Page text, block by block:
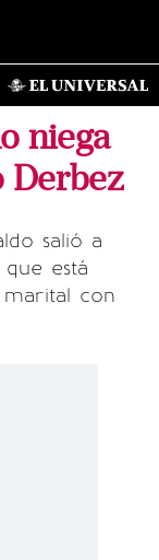
niega
Derbez
salió a
está
con